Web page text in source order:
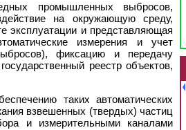
промышленных выбросов,
на окружающую среду,
эксплуатации и представляющая
измерения и учет
фиксацию и передачу
реестр объектов,
таких автоматических
взвешенных (твердых) частиц
и измерительными каналами